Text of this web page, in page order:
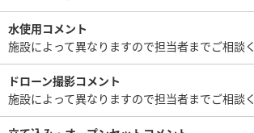
水使用コメント
施設によって異なりますので担当者までご相談
ドローン撮影コメント
施設によって異なりますので担当者までご相談